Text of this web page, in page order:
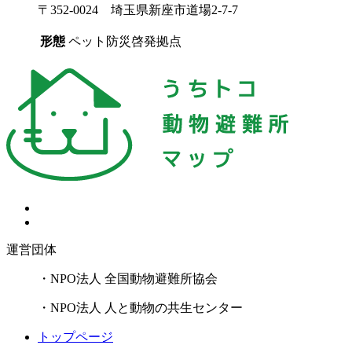
〒352-0024 埼玉県新座市道場2-7-7
形態 ペット防災啓発拠点
運営団体
・NPO法人 全国動物避難所協会
・NPO法人 人と動物の共生センター
トップページ